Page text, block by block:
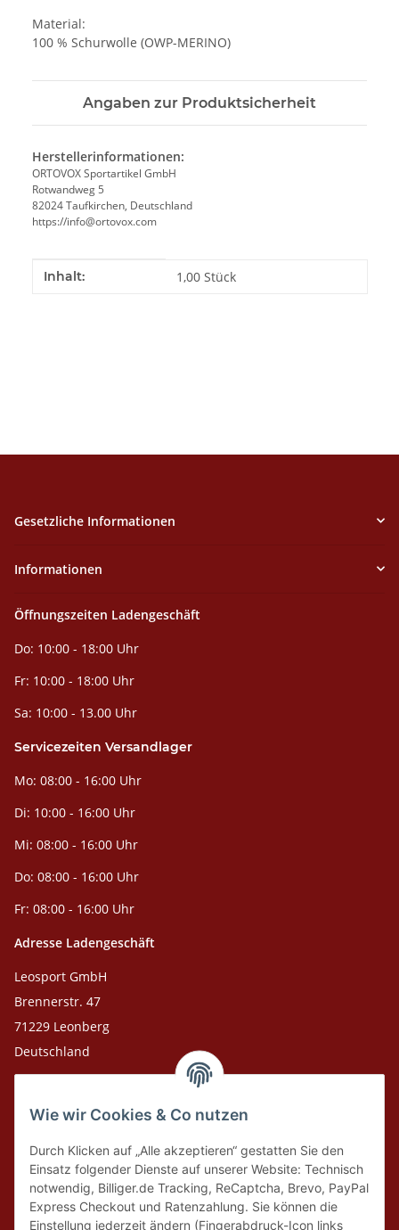
Wie wir Cookies & Co nutzen
Durch Klicken auf „Alle akzeptieren“ gestatten Sie den
Einsatz folgender Dienste auf unserer Website: Technisch
notwendig, Billiger.de Tracking, ReCaptcha, Brevo, PayPal
Express Checkout und Ratenzahlung. Sie können die
Einstellung jederzeit ändern (Fingerabdruck-Icon links
Material:
100 % Schurwolle (OWP-MERINO)
Angaben zur Produktsicherheit
Herstellerinformationen:
ORTOVOX Sportartikel GmbH
Rotwandweg 5
82024 Taufkirchen, Deutschland
https://info@ortovox.com
Produkteigenschaft
Wert
Inhalt: 1,00 Stück
Gesetzliche Informationen
Informationen
Öffnungszeiten Ladengeschäft
Do: 10:00 - 18:00 Uhr
Fr: 10:00 - 18:00 Uhr
Sa: 10:00 - 13.00 Uhr
Servicezeiten Versandlager
Mo: 08:00 - 16:00 Uhr
Di: 10:00 - 16:00 Uhr
Mi: 08:00 - 16:00 Uhr
Do: 08:00 - 16:00 Uhr
Fr: 08:00 - 16:00 Uhr
Adresse Ladengeschäft
Leosport GmbH
Brennerstr. 47
71229 Leonberg
Deutschland
Leosport GmbH
75378 Bad Liebenzell
Tel. Laden 07152-909493